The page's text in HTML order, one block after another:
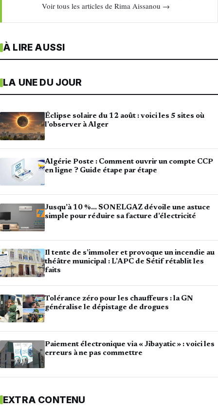
Voir tous les articles de Rima Aissanou →
À LIRE AUSSI
LA UNE DU JOUR
Éclipse solaire du 12 août : voici les 5 sites où
l’observer à Alger
Algérie Poste : Comment ouvrir un compte CCP
en ligne ? Guide étape par étape
Jusqu’à 10 %… SONELGAZ dévoile une astuce
simple pour réduire sa facture d’électricité
Il tente de s’immoler et provoque un incendie au
théâtre municipal : L’APC de Sétif rétablit les
faits
Tolérance zéro pour les chauffeurs : la GN
généralise le dépistage de drogues
Paiement électronique via « Jibayatic » : voici les
erreurs à ne pas commettre
EXTRA CONTENU